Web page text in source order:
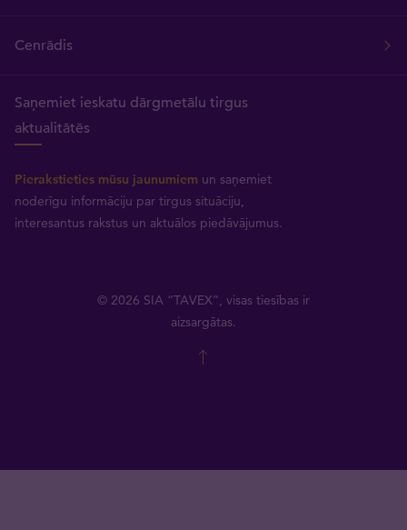
Cenrādis
Saņemiet ieskatu dārgmetālu tirgus
aktualitātēs
Pierakstieties mūsu jaunumiem un saņemiet
noderīgu informāciju par tirgus situāciju,
interesantus rakstus un aktuālos piedāvājumus.
© 2026 SIA “TAVEX”, visas tiesības ir
aizsargātas.